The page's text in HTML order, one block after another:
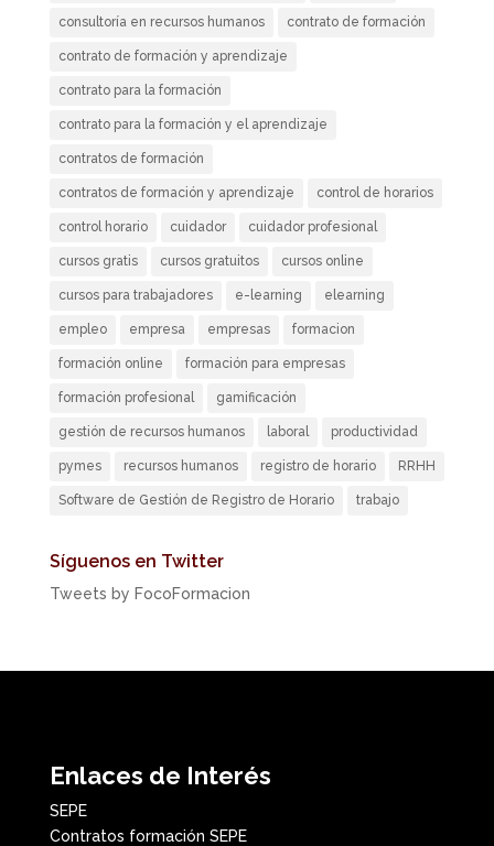
consultoría en recursos humanos contrato de formación
contrato de formación y aprendizaje
contrato para la formación
contrato para la formación y el aprendizaje
contratos de formación
contratos de formación y aprendizaje control de horarios
control horario cuidador cuidador profesional
cursos gratis cursos gratuitos cursos online
cursos para trabajadores e-learning elearning
empleo empresa empresas formacion
formación online formación para empresas
formación profesional gamificación
gestión de recursos humanos laboral productividad
pymes recursos humanos registro de horario RRHH
Software de Gestión de Registro de Horario trabajo
Síguenos en Twitter
Tweets by FocoFormacion
Enlaces de Interés
SEPE
Contratos formación SEPE